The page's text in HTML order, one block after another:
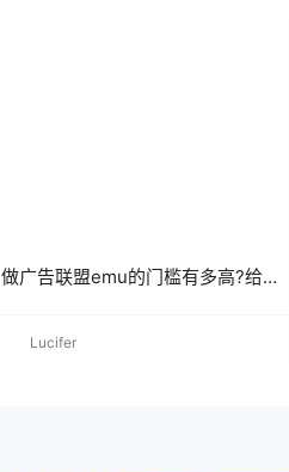
做广告联盟emu的门槛有多高?给
Lucifer